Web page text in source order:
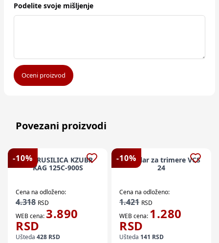
Podelite svoje mišljenje
Oceni proizvod
Povezani proizvodi
-10%
EL BRUSILICA KZUBR
KAG 125C-900S
Cena na odloženo:
4.318 RSD
WEB cena:3.890
RSD
Ušteda 428 RSD
-10%
Cirkular za trimere VCS
24
Cena na odloženo:
1.421 RSD
WEB cena: 1.280
RSD
Ušteda 141 RSD